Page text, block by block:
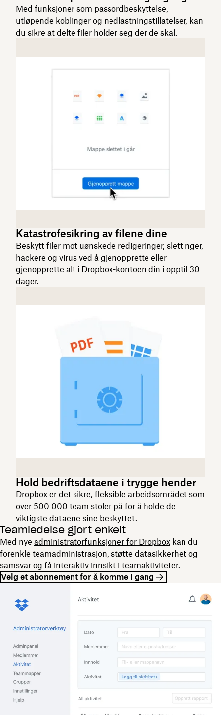
Med funksjoner som passordbeskyttelse,
utløpende koblinger og nedlastningstillatelser, kan
du sikre at delte filer holder seg der de skal.
Katastrofesikring av filene dine
Beskytt filer mot uønskede redigeringer, slettinger,
hackere og virus ved å gjenopprette eller
gjenopprette alt i Dropbox-kontoen din i opptil 30
dager.
Hold bedriftsdataene i trygge hender
Dropbox er det sikre, fleksible arbeidsområdet som
over 500 000 team stoler på for å holde de
viktigste dataene sine beskyttet.
Teamledelse gjort enkelt
Med nye administratorfunksjoner for Dropbox kan du
forenkle teamadministrasjon, støtte datasikkerhet og
samsvar og få interaktiv innsikt i teamaktiviteter.
Velg et abonnement for å komme i gang